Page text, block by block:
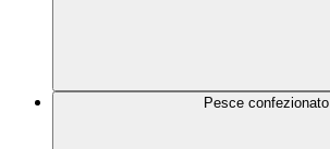
Pesce confezionato